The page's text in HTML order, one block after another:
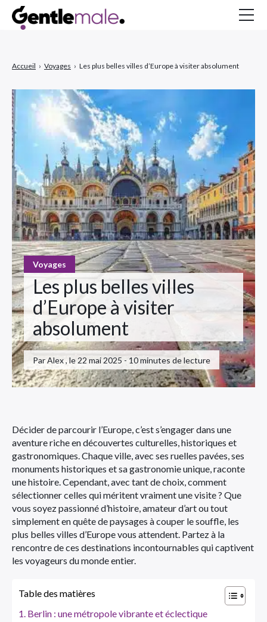
Voyages
Les plus belles villes
d’Europe à visiter
absolument
Par Alex , le 22 mai 2025 - 10 minutes de lecture
Accueil › Voyages › Les plus belles villes d’Europe à visiter absolument
Décider de parcourir l’Europe, c’est s’engager dans une
aventure riche en découvertes culturelles, historiques et
gastronomiques. Chaque ville, avec ses ruelles pavées, ses
monuments historiques et sa gastronomie unique, raconte
une histoire. Cependant, avec tant de choix, comment
sélectionner celles qui méritent vraiment une visite ? Que
vous soyez passionné d’histoire, amateur d’art ou tout
simplement en quête de paysages à couper le souffle, les
plus belles villes d’Europe vous attendent. Partez à la
rencontre de ces destinations incontournables qui captivent
les voyageurs du monde entier.
Table des matières
Berlin : une métropole vibrante et éclectique
À propos
Inspirations
MAGAZINE